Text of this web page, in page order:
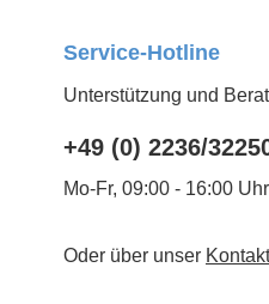
Service-Hotline
Unterstützung und
+49 (0) 2236/
Mo-Fr, 09:00 - 16:00 Uhr
Oder über unser